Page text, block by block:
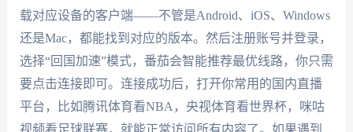
载对应设备的客户端——不管是Android、iOS、Windows
还是Mac，都能找到对应的版本。然后注册账号并登录，
选择“回国加速”模式，番茄会智能推荐最优线路，你只需
要点击连接即可。连接成功后，打开你常用的国内直播
平台，比如腾讯体育看NBA，央视体育看世界杯，咪咕
视频看足球联赛，就能正常访问所有内容了。如果遇到